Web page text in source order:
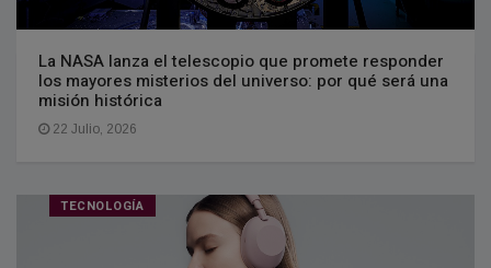
La NASA lanza el telescopio que promete responder
los mayores misterios del universo: por qué será una
misión histórica
22 Julio, 2026
TECNOLOGÍA